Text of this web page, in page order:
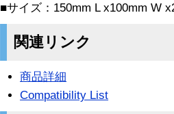
■サイズ：150mm L x100mm W
関連リンク
商品詳細
Compatibility List